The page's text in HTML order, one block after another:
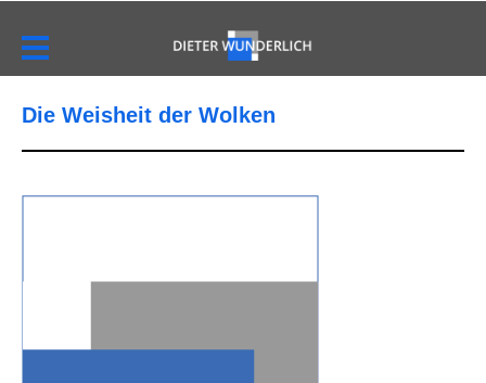
Die Weisheit der Wolken